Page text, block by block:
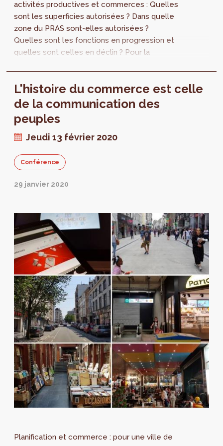
activités productives et commerces : Quelles
sont les superficies autorisées ? Dans quelle
zone du PRAS sont-elles autorisées ?
Quelles sont les fonctions en progression et
quelles sont celles en déclin ? Pour la
l’ensemble des permis d’urbanisme autorisés
en 2018 et 2019.
L'histoire du commerce est celle
de la communication des
peuples
Jeudi 13 février 2020
Conférence
29 janvier 2020
Planification et commerce : pour une ville de